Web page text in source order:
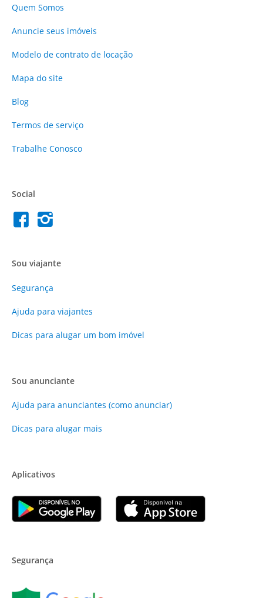
Quem Somos
Anuncie seus imóveis
Modelo de contrato de locação
Mapa do site
Blog
Termos de serviço
Trabalhe Conosco
Social
Sou viajante
Segurança
Ajuda para viajantes
Dicas para alugar um bom imóvel
Sou anunciante
Ajuda para anunciantes (como anunciar)
Dicas para alugar mais
Aplicativos
Segurança